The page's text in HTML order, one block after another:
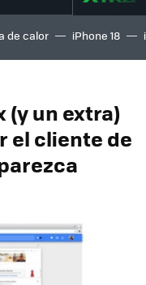
de calor iPhone 18
(y un extra)
el cliente de